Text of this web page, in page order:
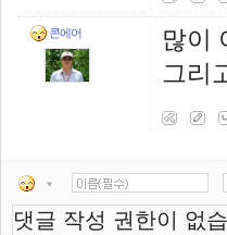
콘에어
많이
그리